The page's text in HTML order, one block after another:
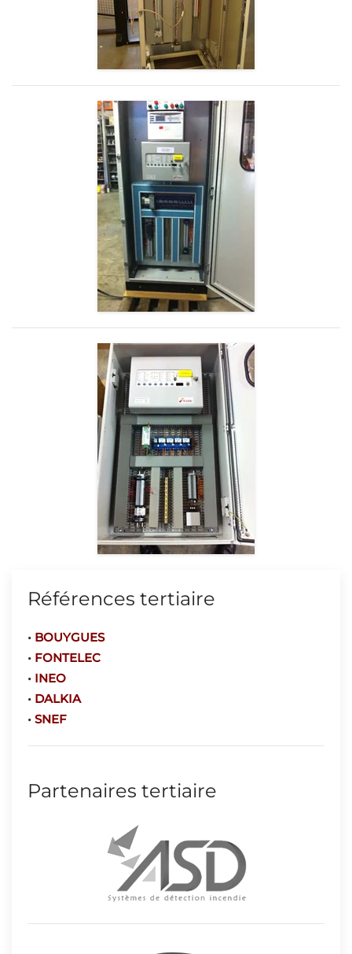
Références tertiaire
• BOUYGUES
• FONTELEC
• INEO
• DALKIA
• SNEF
Partenaires tertiaire